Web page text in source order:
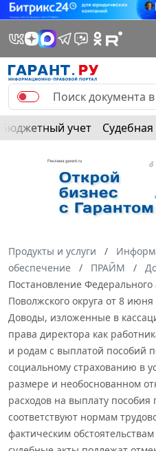
Бюджетный учет Судебная
Продукты и услуги
обеспечение
ПРАЙМ
Постановление Федерального
Поволжского округа от 8
Доводы, изложенные в
права директора как
и родам с выплатой пособий
социальному страхованию в
размере и необоснованном
расходов на выплату
соответствуют нормам
фактическим